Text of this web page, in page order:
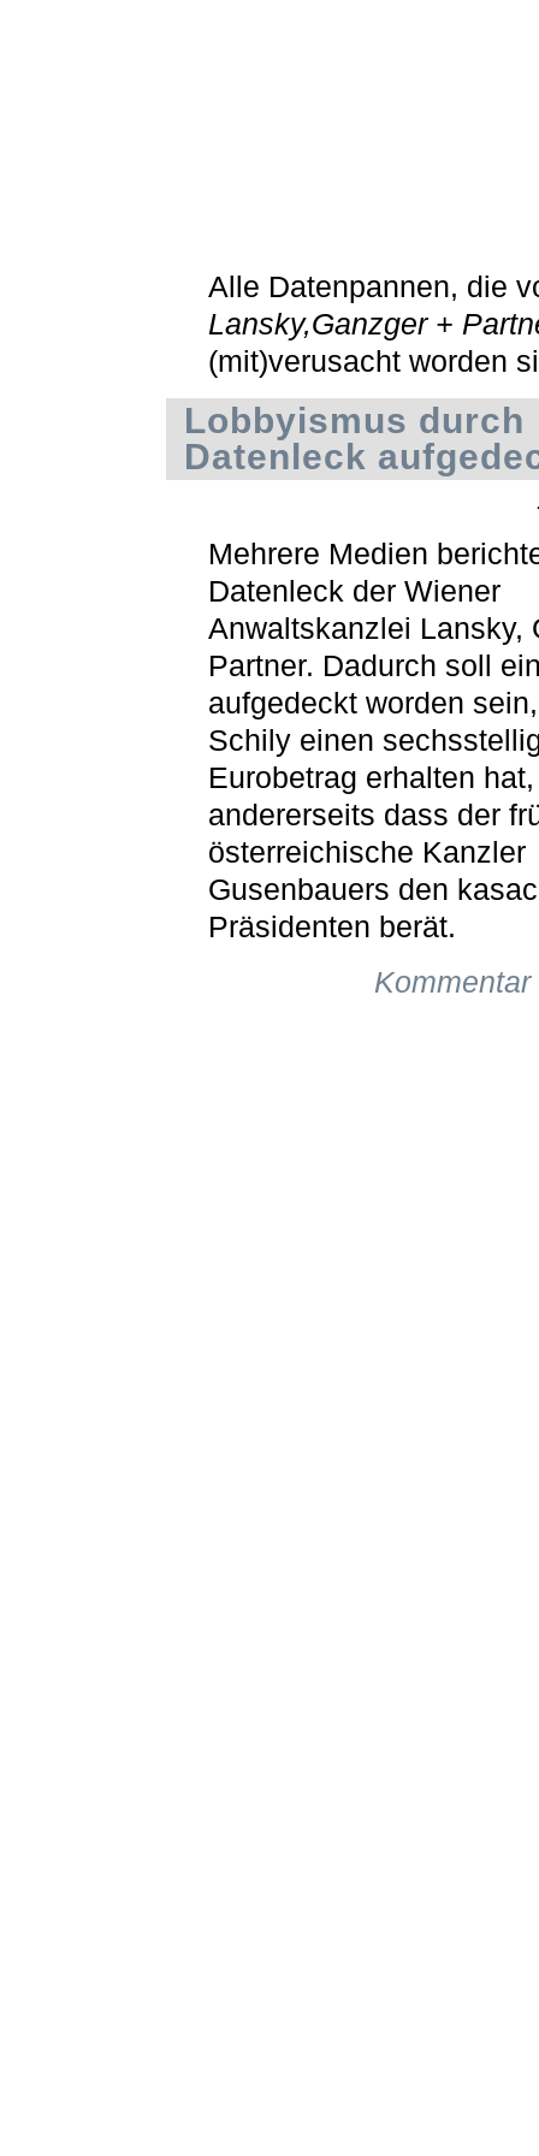
Alle Datenpannen, die
Lansky,Ganzger +
(mit)verusacht worden
Lobbyismus durch
Datenleck
Mehrere Medien
Datenleck der Wiener
Anwaltskanzlei Lansky,
Partner. Dadurch soll
aufgedeckt worden
Schily einen
Eurobetrag erhalten hat,
andererseits dass der
österreichische Kanzler
Gusenbauers den
Präsidenten berät.